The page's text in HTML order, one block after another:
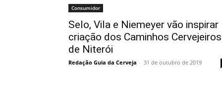
Consumidor
Selo, Vila e Niemeyer vão inspirar
criação dos Caminhos Cervejeiros
de Niterói
Redação Guia da Cerveja - 31 de outubro de 2019